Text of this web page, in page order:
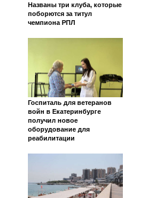
Названы три клуба, которые
поборются за титул
чемпиона РПЛ
Госпиталь для ветеранов
войн в Екатеринбурге
получил новое
оборудование для
реабилитации